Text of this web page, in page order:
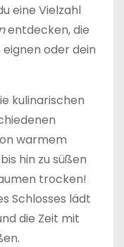
eine Vielzahl
entdecken, die
oder dein
kulinarischen
warmem
hin zu süßen
trocken!
Schlosses lädt
die Zeit mit